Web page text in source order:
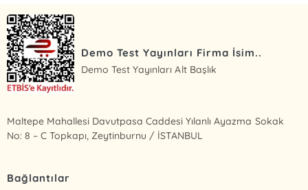
Demo Test Yayınları Firma İsim..
Demo Test Yayınları Alt Başlık
Maltepe Mahallesi Davutpasa Caddesi Yılanlı Ayazma Sokak
No: 8 – C Topkapı, Zeytinburnu / İSTANBUL
Bağlantılar